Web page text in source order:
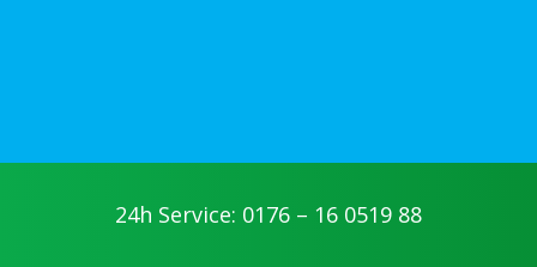
24h Service: 0176 – 16 0519 88